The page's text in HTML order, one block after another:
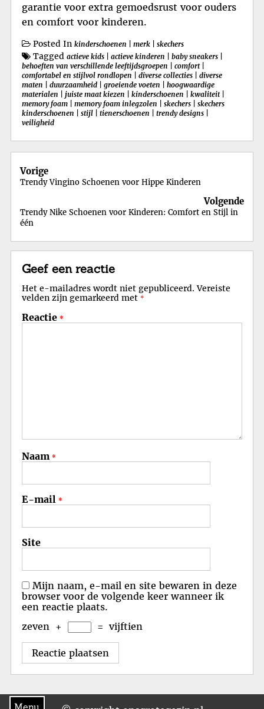
Menu
garantie voor extra gemoedsrust voor ouders
en comfort voor kinderen.
Posted In kinderschoenen merk skechers
Tagged actieve kids actieve kinderen baby sneakers
behoeften van verschillende leeftijdsgroepen
comfort|
comfortabel en stijlvol rondlopen
diverse collecties
diverse
maten
duurzaamheid groeiende voeten
hoogwaardige
materialen
juiste maat kiezen kinderschoenen kwaliteit|
memory foam
memory foam inlegzolen skechers
skechers
kinderschoenen
stijl tienerschoenen trendy designs
veiligheid
Berichtnavigatie
Vorige
Trendy Vingino Schoenen voor Hippe Kinderen
Volgende
Trendy Nike Schoenen voor Kinderen: Comfort en Stijl in
één
Geef een reactie
Het e-mailadres wordt niet gepubliceerd. Vereiste
velden zijn gemarkeerd met *
Reactie *
Naam *
E-mail *
Site
Mijn naam, e-mail en site bewaren in deze
browser voor de volgende keer wanneer ik
een reactie plaats.
zeven + = vijftien